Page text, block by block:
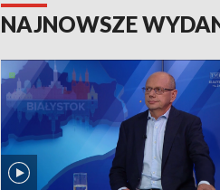
NAJNOWSZE